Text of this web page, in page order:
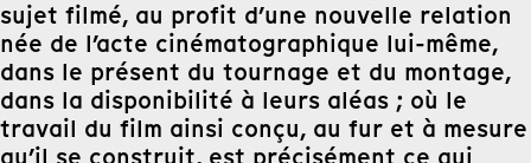
sujet filmé, au profit d’une nouvelle relation
née de l’acte cinématographique lui-même,
dans le présent du tournage et du montage,
dans la disponibilité à leurs aléas ; où le
travail du film ainsi conçu, au fur et à mesure